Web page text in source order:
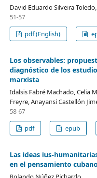
David Eduardo Silveira
51-57
pdf (English)
Los observables:
diagnóstico de los
marxista
Idalsis Fabré Machado, Celia
Freyre, Anayansi Castellón
58-67
pdf
epub
Las ideas ius-
en el pensamiento cubano